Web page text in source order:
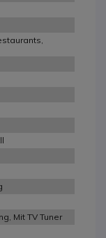
Mit TV Tuner